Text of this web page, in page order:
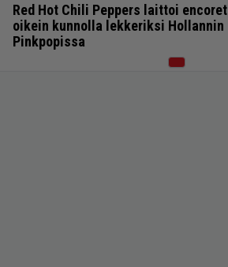
Red Hot Chili Peppers laittoi encoret
oikein kunnolla lekkeriksi Hollannin
Pinkpopissa